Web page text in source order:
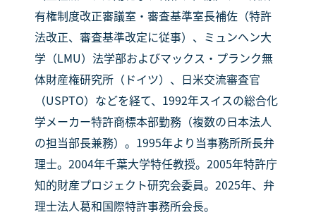
有権制度改正審議室・審査基準室長補佐（特許
法改正、審査基準改定に従事）、ミュンヘン大
学（LMU）法学部およびマックス・プランク無
体財産権研究所（ドイツ）、日米交流審査官
（USPTO）などを経て、1992年スイスの総合化
学メーカー特許商標本部勤務（複数の日本法人
の担当部長兼務）。1995年より当事務所所長弁
理士。2004年千葉大学特任教授。2005年特許庁
知的財産プロジェクト研究会委員。2025年、弁
理士法人葛和国際特許事務所会長。